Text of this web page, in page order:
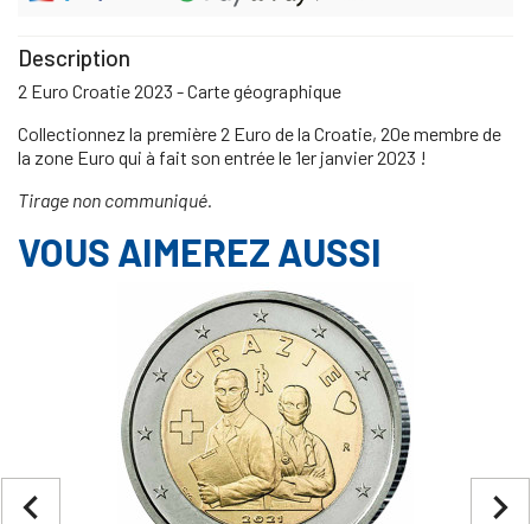
Description
2 Euro Croatie 2023 - Carte géographique
Collectionnez la première 2 Euro de la Croatie, 20e membre de
la zone Euro qui à fait son entrée le 1er janvier 2023 !
Tirage non communiqué.
VOUS AIMEREZ AUSSI
navigate_next
navigate_before